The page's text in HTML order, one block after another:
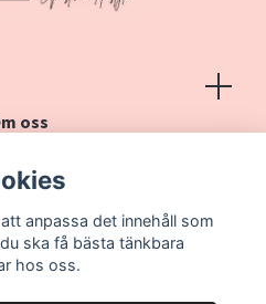
oss
frågor
anpassa det innehåll som
ska få bästa tänkbara
hos oss.